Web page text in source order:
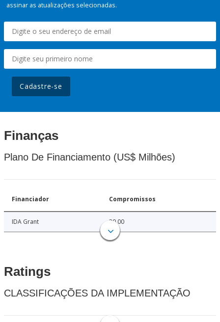
assinar as atualizações selecionadas.
Cadastre-se
Finanças
Plano De Financiamento (US$ Milhões)
Financiador Compromissos
IDA Grant 20.00
Ratings
CLASSIFICAÇÕES DA IMPLEMENTAÇÃO